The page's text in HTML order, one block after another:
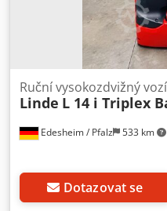
Edesheim / Pfalz 533 km
Ruční vysokozdvižný
Linde L 14 i Triplex
Dotazovat se